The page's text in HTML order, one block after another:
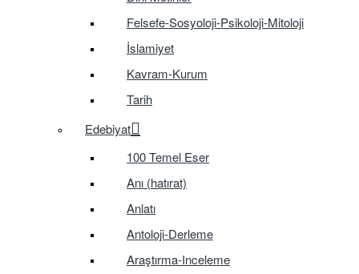
Felsefe-Sosyoloji-Psikoloji-Mitoloji
İslamiyet
Kavram-Kurum
Tarih
Edebiyat
100 Temel Eser
Anı (hatırat)
Anlatı
Antoloji-Derleme
Araştırma-Inceleme